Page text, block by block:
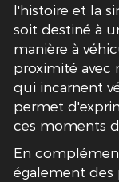
l'histoire et la
soit destiné à
manière à
proximité avec
qui incarnent
permet
ces moments
En
également des